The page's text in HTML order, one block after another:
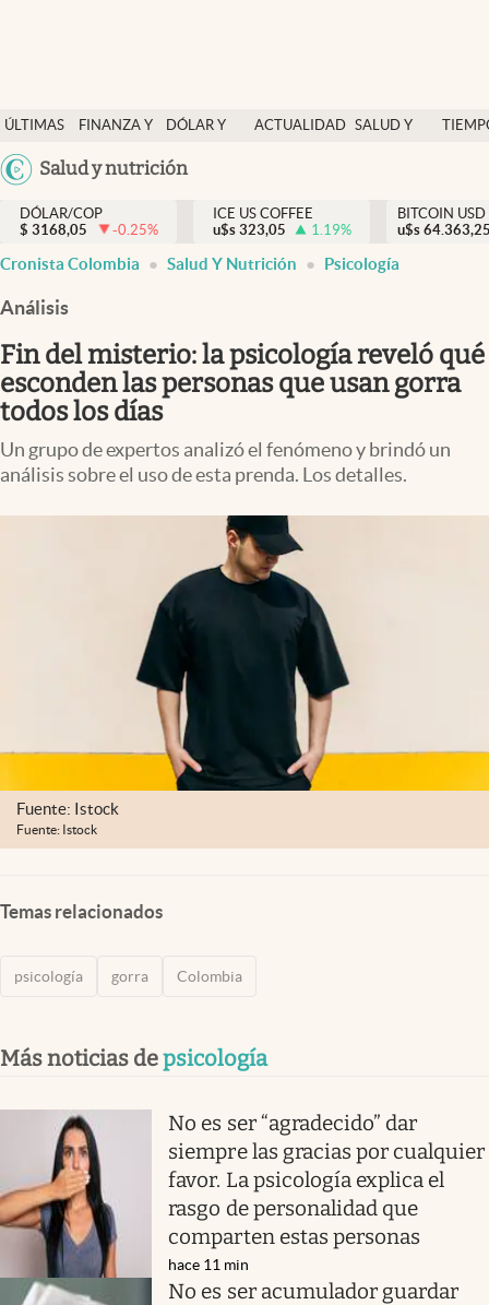
ÚLTIMAS
NOTICIAS
FINANZA Y
DÓLAR Y
ACTUALIDAD SALUD Y
México
Salud y nutrición
Salud y nutrición
Vida espiritual
Actualidad
Colombia
DÓLAR/COP
$ 3168,05 -0.25%
ICE US COFFEE
u$s 323,05 1.19%
BITCOIN USD
u$s
Cronista Colombia Salud Y Nutrición Psicología
Análisis
Fin del misterio: la psicología reveló qué
esconden las personas que usan gorra
todos los días
Un grupo de expertos analizó el fenómeno y brindó un
análisis sobre el uso de esta prenda. Los detalles.
Fuente: Istock
Fuente: Istock
Temas relacionados
psicología gorra Colombia
Más noticias depsicología
No es ser “agradecido” dar
siempre las gracias por cualquier
favor. La psicología explica el
rasgo de personalidad que
comparten estas personas
hace 11 min
No es ser acumulador guardar